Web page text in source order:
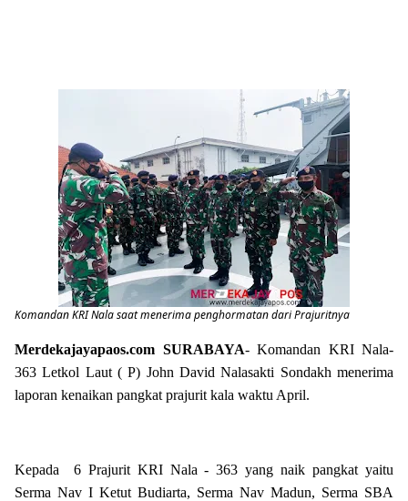
Komandan KRI Nala saat menerima penghormatan dari Prajuritnya
Merdekajayapaos.com SURABAYA- Komandan KRI Nala-
363 Letkol Laut ( P) John David Nalasakti Sondakh menerima
laporan kenaikan pangkat prajurit kala waktu April.
Kepada 6 Prajurit KRI Nala - 363 yang naik pangkat yaitu
Serma Nav I Ketut Budiarta, Serma Nav Madun, Serma SBA